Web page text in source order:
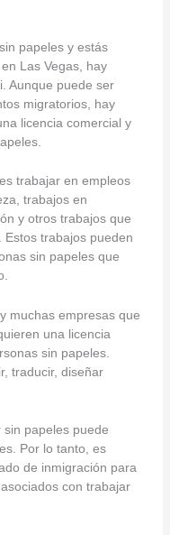
papeles y estás
Las Vegas, hay
Aunque puede ser
migratorios, hay
licencia comercial y
trabajar en empleos
trabajos en
y otros trabajos que
trabajos pueden
sin papeles que
muchas empresas que
una licencia
sin papeles.
traducir, diseñar
papeles puede
Por lo tanto, es
de inmigración para
con trabajar